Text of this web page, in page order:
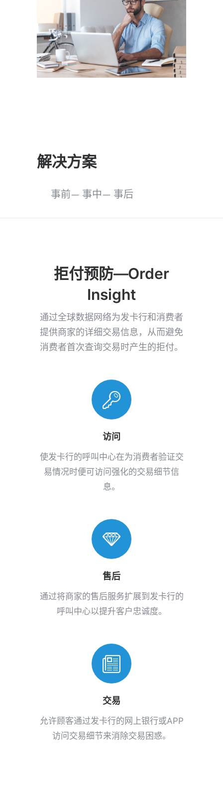
解决方案
事前— 事中— 事后
拒付预防—Order
Insight
通过全球数据网络为发卡行和消费者
提供商家的详细交易信息，从而避免
消费者首次查询交易时产生的拒付。
访问
使发卡行的呼叫中心在为消费者验证交
易情况时便可访问强化的交易细节信
息。
售后
通过将商家的售后服务扩展到发卡行的
呼叫中心以提升客户忠诚度。
交易
允许顾客通过发卡行的网上银行或APP
访问交易细节来消除交易困惑。